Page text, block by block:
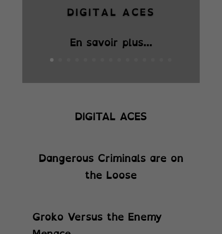
DIGITAL ACES
En savoir plus...
DIGITAL ACES
Dangerous Criminals are on
the Loose
Groko Versus the Enemy